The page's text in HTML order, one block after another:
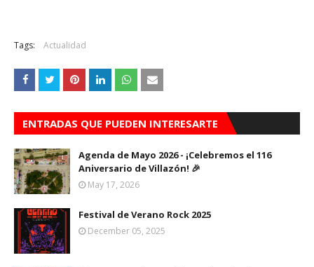
Tags: Actualidad
ENTRADAS QUE PUEDEN INTERESARTE
Agenda de Mayo 2026 - ¡Celebremos el 116
Aniversario de Villazón! 🎉
May 17, 2026
Festival de Verano Rock 2025
December 05, 2025